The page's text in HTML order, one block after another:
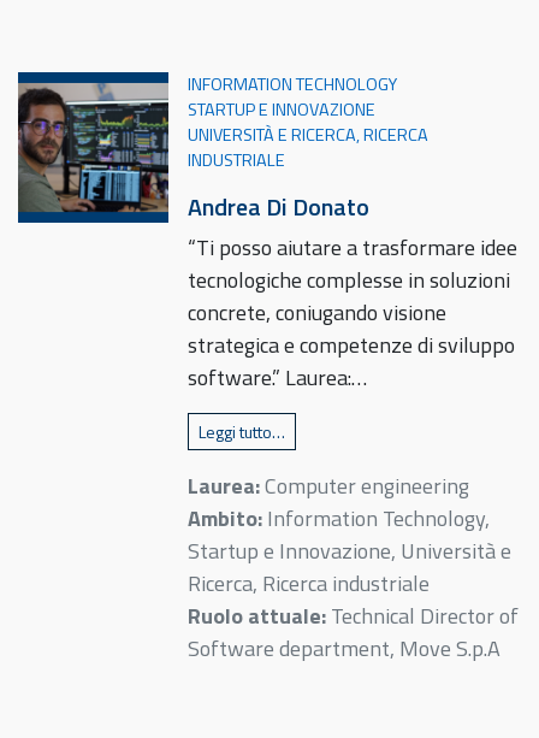
INFORMATION TECHNOLOGY
STARTUP E INNOVAZIONE
UNIVERSITÀ E RICERCA, RICERCA
INDUSTRIALE
Andrea Di Donato
“Ti posso aiutare a trasformare idee
tecnologiche complesse in soluzioni
concrete, coniugando visione
strategica e competenze di sviluppo
software.” Laurea:…
Leggi tutto…
Laurea:Computer engineering
Ambito:Information Technology,
Startup e Innovazione, Università e
Ricerca, Ricerca industriale
Ruolo attuale:Technical Director of
Software department, Move S.p.A